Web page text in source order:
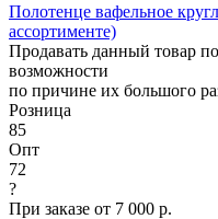
Полотенце вафельное
ассортименте)
Продавать данный товар
возможности
по причине их большого
Розница
85
Опт
72
?
При заказе от 7 000 р.